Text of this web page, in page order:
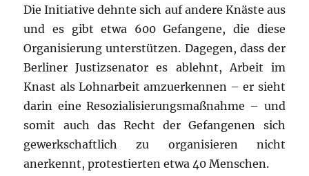
Die Initiative dehnte sich auf andere Knäste aus
und es gibt etwa 600 Gefangene, die diese
Organisierung unterstützen. Dagegen, dass der
Berliner Justizsenator es ablehnt, Arbeit im
Knast als Lohnarbeit amzuerkennen – er sieht
darin eine Resozialisierungsmaßnahme – und
somit auch das Recht der Gefangenen sich
gewerkschaftlich zu organisieren nicht
anerkennt, protestierten etwa 40 Menschen.